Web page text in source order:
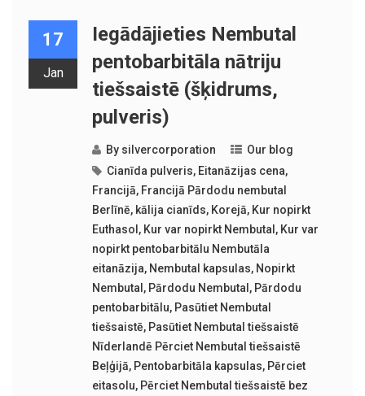
17
Jan
Iegādājieties Nembutal
pentobarbitāla nātriju
tiešsaistē (šķidrums,
pulveris)
By silvercorporation
Our blog
Cianīda pulveris, Eitanāzijas cena,
Francijā, Francijā Pārdodu nembutal
Berlīnē, kālija cianīds, Korejā, Kur nopirkt
Euthasol, Kur var nopirkt Nembutal, Kur var
nopirkt pentobarbitālu Nembutāla
eitanāzija, Nembutal kapsulas, Nopirkt
Nembutal, Pārdodu Nembutal, Pārdodu
pentobarbitālu, Pasūtiet Nembutal
tiešsaistē, Pasūtiet Nembutal tiešsaistē
Nīderlandē Pērciet Nembutal tiešsaistē
Beļģijā, Pentobarbitāla kapsulas, Pērciet
eitasolu, Pērciet Nembutal tiešsaistē bez